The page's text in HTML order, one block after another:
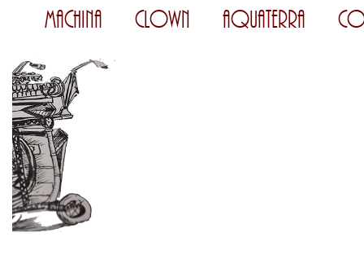
Machina
Clown AquaTerra